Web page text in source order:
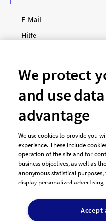
E-Mail
Hilfe
Unsere Zahlungsarten
AGB Dienstleister
We protect
and use
advantage
We use cookies to provide you
experience. These include
operation of the site and for
business objectives, as well as
anonymous statistical
display personalized advertising.
Accept